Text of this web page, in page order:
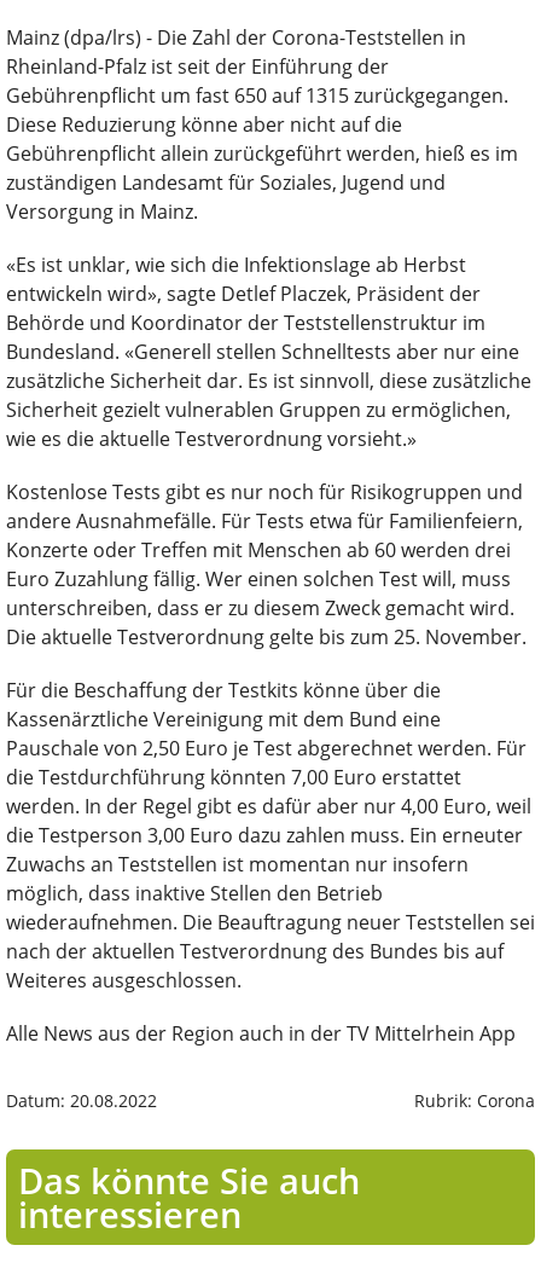
Mainz (dpa/lrs) - Die Zahl der Corona-Teststellen in
Rheinland-Pfalz ist seit der Einführung der
Gebührenpflicht um fast 650 auf 1315 zurückgegangen.
Diese Reduzierung könne aber nicht auf die
Gebührenpflicht allein zurückgeführt werden, hieß es im
zuständigen Landesamt für Soziales, Jugend und
Versorgung in Mainz.
«Es ist unklar, wie sich die Infektionslage ab Herbst
entwickeln wird», sagte Detlef Placzek, Präsident der
Behörde und Koordinator der Teststellenstruktur im
Bundesland. «Generell stellen Schnelltests aber nur eine
zusätzliche Sicherheit dar. Es ist sinnvoll, diese zusätzliche
Sicherheit gezielt vulnerablen Gruppen zu ermöglichen,
wie es die aktuelle Testverordnung vorsieht.»
Kostenlose Tests gibt es nur noch für Risikogruppen und
andere Ausnahmefälle. Für Tests etwa für Familienfeiern,
Konzerte oder Treffen mit Menschen ab 60 werden drei
Euro Zuzahlung fällig. Wer einen solchen Test will, muss
unterschreiben, dass er zu diesem Zweck gemacht wird.
Die aktuelle Testverordnung gelte bis zum 25. November.
Für die Beschaffung der Testkits könne über die
Kassenärztliche Vereinigung mit dem Bund eine
Pauschale von 2,50 Euro je Test abgerechnet werden. Für
die Testdurchführung könnten 7,00 Euro erstattet
werden. In der Regel gibt es dafür aber nur 4,00 Euro, weil
die Testperson 3,00 Euro dazu zahlen muss. Ein erneuter
Zuwachs an Teststellen ist momentan nur insofern
möglich, dass inaktive Stellen den Betrieb
wiederaufnehmen. Die Beauftragung neuer Teststellen sei
nach der aktuellen Testverordnung des Bundes bis auf
Weiteres ausgeschlossen.
Alle News aus der Region auch in der TV Mittelrhein App
Datum: 20.08.2022 Rubrik: Corona
Das könnte Sie auch
interessieren